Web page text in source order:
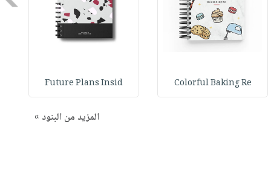
Colorful Baking Re
Future Plans Insid
المزيد من البنود »